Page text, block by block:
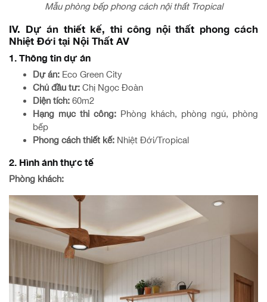
Mẫu phòng bếp phong cách nội thất Tropical
IV. Dự án thiết kế, thi công nội thất phong cách
Nhiệt Đới tại Nội Thất AV
1. Thông tin dự án
Dự án: Eco Green City
Chủ đầu tư: Chị Ngọc Đoàn
Diện tích: 60m2
Hạng mục thi công: Phòng khách, phòng ngủ, phòng
bếp
Phong cách thiết kế: Nhiệt Đới/Tropical
2. Hình ảnh thực tế
Phòng khách: